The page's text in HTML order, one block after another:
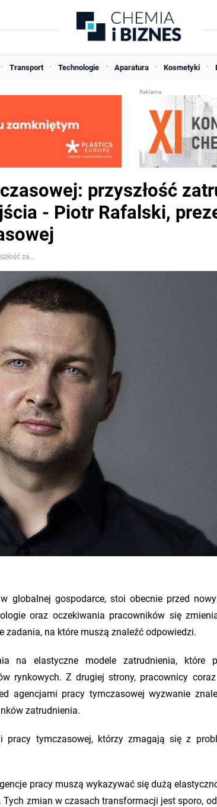
Transport Technologie Aparatura Kosmetyki
przyszłość
- Piotr Rafalski,
Wyzwania na rynku pracy tymczasowej: przyszłość zatrudnienia wymaga innowacyjnego podejścia
globalnej gospodarce, stoi obecnie przed
oraz oczekiwania pracowników się
na które muszą znaleźć odpowiedzi.
na elastyczne modele zatrudnienia, które
rynkowych. Z drugiej strony, pracownicy
agencjami pracy tymczasowej wyzwanie
zatrudnienia.
pracy tymczasowej, którzy zmagają się z
pracy muszą wykazywać się dużą
zmian w czasach transformacji jest sporo,